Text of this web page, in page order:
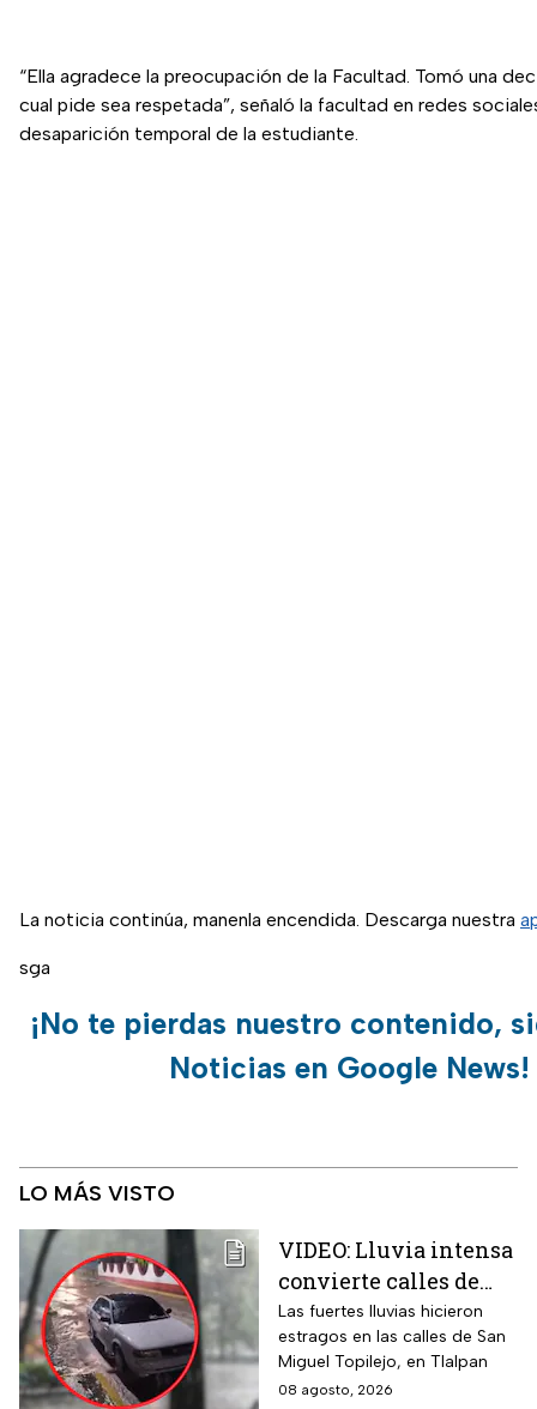
“Ella agradece la preocupación de la Facultad. Tomó una
cual pide sea respetada”, señaló la facultad en redes
desaparición temporal de la estudiante.
La noticia continúa, manenla encendida. Descarga nuestra
sga
¡No te pierdas nuestro contenido,
Noticias en Google News!
LO MÁS VISTO
VIDEO: Lluvia intensa
convierte calles de
Tlalpan en ríos
Las fuertes lluvias hicieron
estragos en las calles de San
Miguel Topilejo, en Tlalpan
08 agosto, 2026